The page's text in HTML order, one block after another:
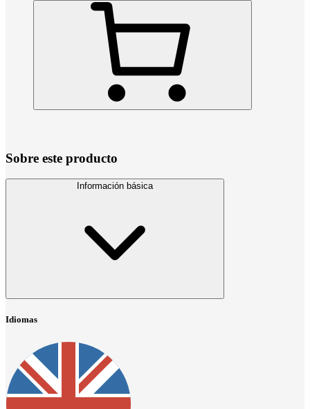
Sobre este producto
Información básica
Idiomas